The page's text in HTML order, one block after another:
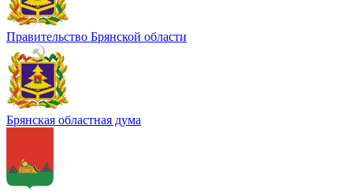
Правительство Брянской области
Брянская областная дума